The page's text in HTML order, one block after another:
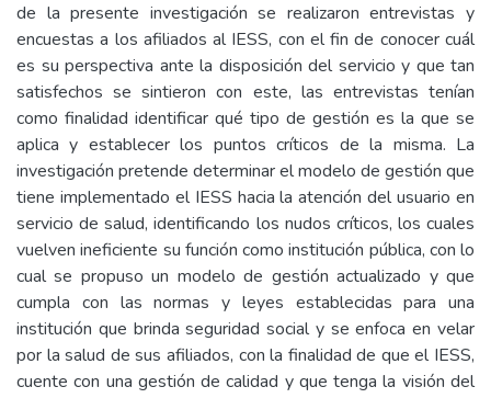
de la presente investigación se realizaron entrevistas y
encuestas a los afiliados al IESS, con el fin de conocer cuál
es su perspectiva ante la disposición del servicio y que tan
satisfechos se sintieron con este, las entrevistas tenían
como finalidad identificar qué tipo de gestión es la que se
aplica y establecer los puntos críticos de la misma. La
investigación pretende determinar el modelo de gestión que
tiene implementado el IESS hacia la atención del usuario en
servicio de salud, identificando los nudos críticos, los cuales
vuelven ineficiente su función como institución pública, con lo
cual se propuso un modelo de gestión actualizado y que
cumpla con las normas y leyes establecidas para una
institución que brinda seguridad social y se enfoca en velar
por la salud de sus afiliados, con la finalidad de que el IESS,
cuente con una gestión de calidad y que tenga la visión del